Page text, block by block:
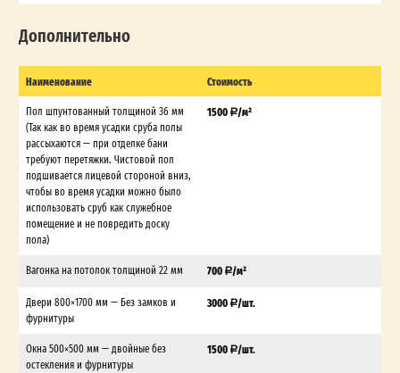
Дополнительно
Наименование Стоимость
Пол шпунтованный толщиной 36 мм
(Так как во время усадки сруба полы
рассыхаются — при отделке бани
требуют перетяжки. Чистовой пол
подшивается лицевой стороной вниз,
чтобы во время усадки можно было
использовать сруб как служебное
помещение и не повредить доску
пола)
1500 /м²
Вагонка на потолок толщиной 22 мм 700 /м²
Двери 800×1700 мм — Без замков и
фурнитуры
3000 /шт.
Окна 500×500 мм — двойные без
остекления и фурнитуры
1500 /шт.